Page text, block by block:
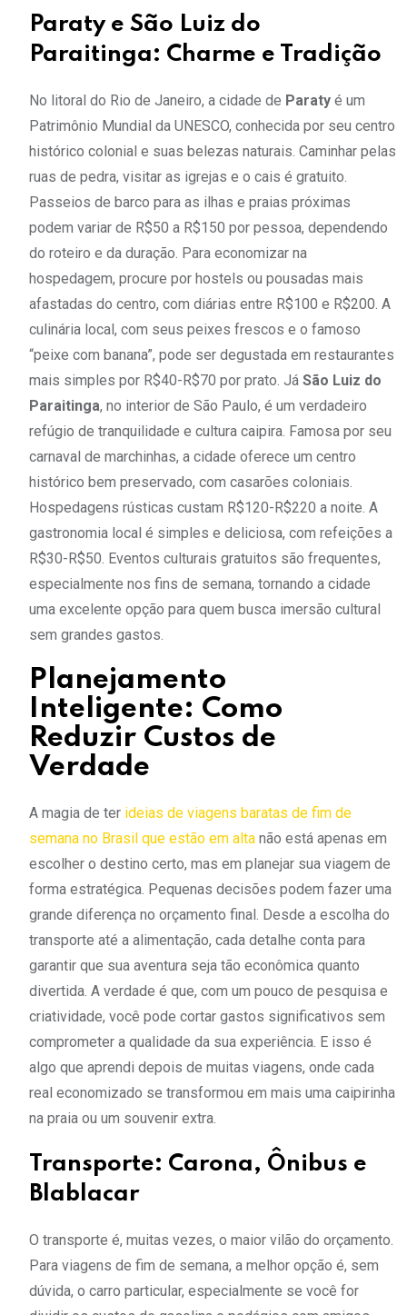
Paraty e São Luiz do
Paraitinga: Charme e Tradição
No litoral do Rio de Janeiro, a cidade de Paraty é um
Patrimônio Mundial da UNESCO, conhecida por seu centro
histórico colonial e suas belezas naturais. Caminhar pelas
ruas de pedra, visitar as igrejas e o cais é gratuito.
Passeios de barco para as ilhas e praias próximas
podem variar de R$50 a R$150 por pessoa, dependendo
do roteiro e da duração. Para economizar na
hospedagem, procure por hostels ou pousadas mais
afastadas do centro, com diárias entre R$100 e R$200. A
culinária local, com seus peixes frescos e o famoso
“peixe com banana”, pode ser degustada em restaurantes
mais simples por R$40-R$70 por prato. Já São Luiz do
Paraitinga, no interior de São Paulo, é um verdadeiro
refúgio de tranquilidade e cultura caipira. Famosa por seu
carnaval de marchinhas, a cidade oferece um centro
histórico bem preservado, com casarões coloniais.
Hospedagens rústicas custam R$120-R$220 a noite. A
gastronomia local é simples e deliciosa, com refeições a
R$30-R$50. Eventos culturais gratuitos são frequentes,
especialmente nos fins de semana, tornando a cidade
uma excelente opção para quem busca imersão cultural
sem grandes gastos.
Planejamento
Inteligente: Como
Reduzir Custos de
Verdade
A magia de ter ideias de viagens baratas de fim de
semana no Brasil que estão em alta não está apenas em
escolher o destino certo, mas em planejar sua viagem de
forma estratégica. Pequenas decisões podem fazer uma
grande diferença no orçamento final. Desde a escolha do
transporte até a alimentação, cada detalhe conta para
garantir que sua aventura seja tão econômica quanto
divertida. A verdade é que, com um pouco de pesquisa e
criatividade, você pode cortar gastos significativos sem
comprometer a qualidade da sua experiência. E isso é
algo que aprendi depois de muitas viagens, onde cada
real economizado se transformou em mais uma caipirinha
na praia ou um souvenir extra.
Transporte: Carona, Ônibus e
Blablacar
O transporte é, muitas vezes, o maior vilão do orçamento.
Para viagens de fim de semana, a melhor opção é, sem
dúvida, o carro particular, especialmente se você for